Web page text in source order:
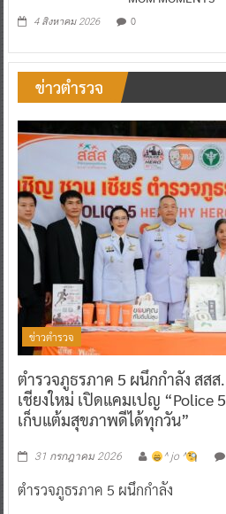
4 สิงหาคม 2026 0
ข่าวตำรวจ
ข่าวตำรวจ
ตำรวจภูธรภาค 5 ผนึกกำลัง สสส
เชียงใหม่ เปิดแคมเปญ “Police
เก็บแต้มสุขภาพดีได้ทุกวัน”
31 กรกฎาคม 2026 ^ jo ^
ตำรวจภูธรภาค 5 ผนึกกำลัง